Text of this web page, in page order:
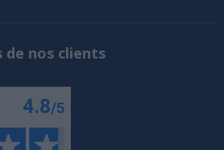
de nos clients